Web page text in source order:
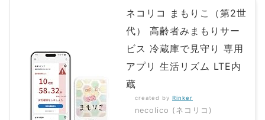
ネコリコ まもりこ（第2世
代） 高齢者みまもりサー
ビス 冷蔵庫で見守り 専用
アプリ 生活リズム LTE内
蔵
created by Rinker
necolico (ネコリコ)